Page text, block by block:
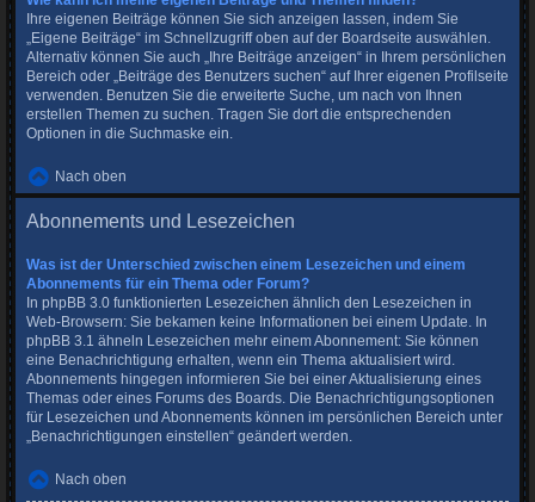
Ihre eigenen Beiträge können Sie sich anzeigen lassen, indem Sie
„Eigene Beiträge“ im Schnellzugriff oben auf der Boardseite auswählen.
Alternativ können Sie auch „Ihre Beiträge anzeigen“ in Ihrem persönlichen
Bereich oder „Beiträge des Benutzers suchen“ auf Ihrer eigenen Profilseite
verwenden. Benutzen Sie die erweiterte Suche, um nach von Ihnen
erstellen Themen zu suchen. Tragen Sie dort die entsprechenden
Optionen in die Suchmaske ein.
Nach oben
Abonnements und Lesezeichen
Was ist der Unterschied zwischen einem Lesezeichen und einem
Abonnements für ein Thema oder Forum?
In phpBB 3.0 funktionierten Lesezeichen ähnlich den Lesezeichen in
Web-Browsern: Sie bekamen keine Informationen bei einem Update. In
phpBB 3.1 ähneln Lesezeichen mehr einem Abonnement: Sie können
eine Benachrichtigung erhalten, wenn ein Thema aktualisiert wird.
Abonnements hingegen informieren Sie bei einer Aktualisierung eines
Themas oder eines Forums des Boards. Die Benachrichtigungsoptionen
für Lesezeichen und Abonnements können im persönlichen Bereich unter
„Benachrichtigungen einstellen“ geändert werden.
Nach oben